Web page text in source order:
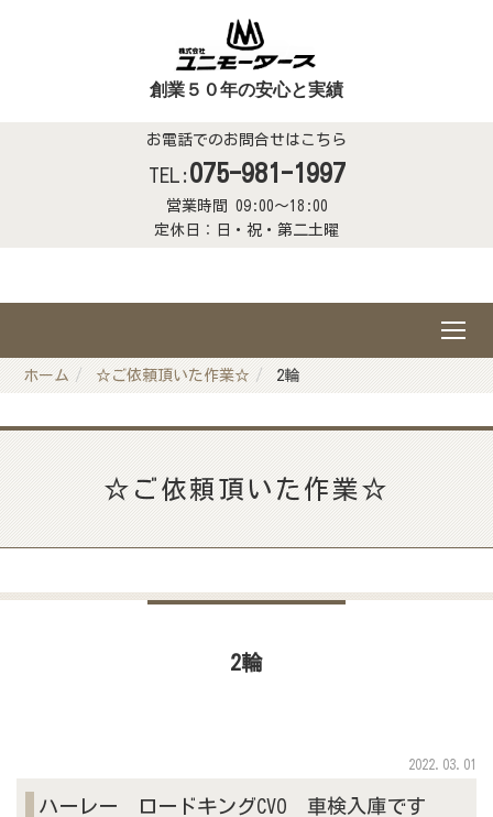
創業５０年の安心と実績
お電話でのお問合せはこちら
TEL: 075-981-1997
営業時間 09:00～18:00
定休日：日・祝・第二土曜
ホーム ☆ご依頼頂いた作業☆ 2輪
☆ご依頼頂いた作業☆
2輪
2022.03.01
ハーレー ロードキングCVO 車検入庫です